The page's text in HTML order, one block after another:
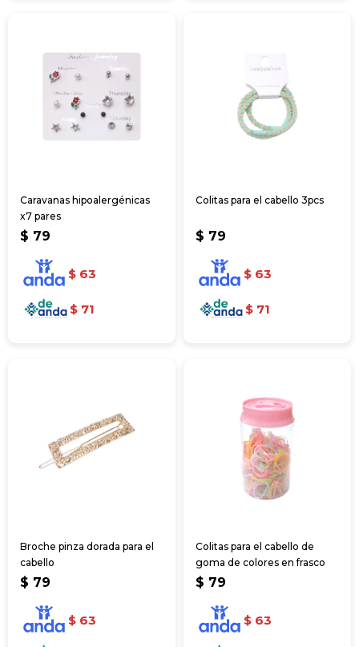
Caravanas hipoalergénicas
x7 pares
$ 79
$ 63
$ 71
Colitas para el cabello 3pcs
$ 79
$ 63
$ 71
Broche pinza dorada para el
cabello
$ 79
$ 63
Colitas para el cabello de
goma de colores en frasco
$ 79
$ 63